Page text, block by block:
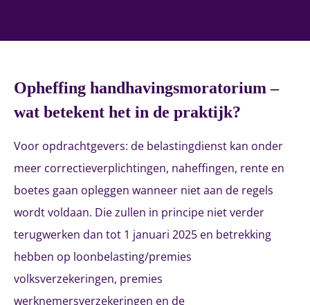
Opheffing handhavingsmoratorium –
wat betekent het in de praktijk?
Voor opdrachtgevers: de belastingdienst kan onder
meer correctieverplichtingen, naheffingen, rente en
boetes gaan opleggen wanneer niet aan de regels
wordt voldaan. Die zullen in principe niet verder
terugwerken dan tot 1 januari 2025 en betrekking
hebben op loonbelasting/premies
volksverzekeringen, premies
werknemersverzekeringen en de